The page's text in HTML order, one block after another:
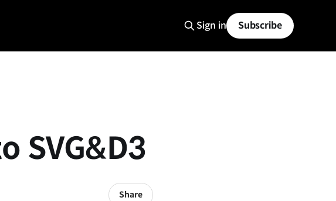
Sign in Subscribe
SVG&D3
Share